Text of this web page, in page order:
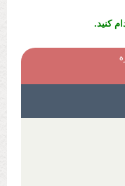
کنید.